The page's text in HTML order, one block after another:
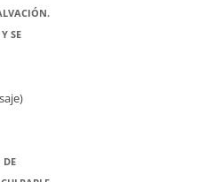
SE
DE